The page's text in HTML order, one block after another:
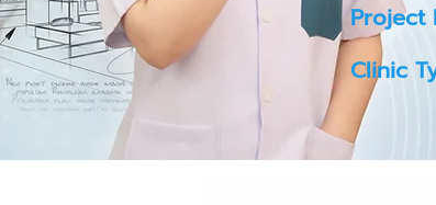
Project
Clinic